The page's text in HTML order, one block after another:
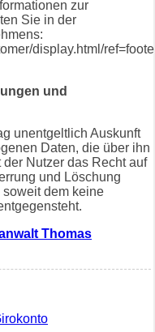
zur
Sie in der
display.html/
und
unentgeltlich Auskunft
Daten, die über ihn
Nutzer das Recht auf
und Löschung
dem keine
Thomas